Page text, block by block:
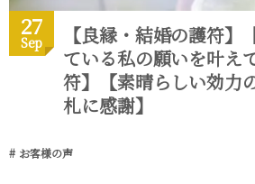
27
Sep
【良縁・結婚の護符】
ている私の願いを叶え
符】【素晴らしい効力
札に感謝】
お客様の声